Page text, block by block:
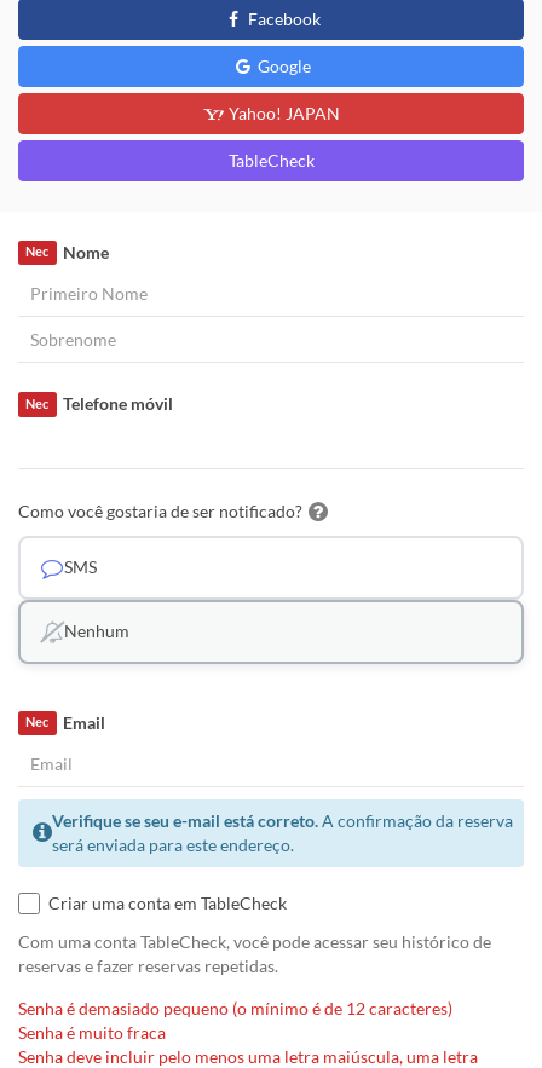
Facebook
Google
Yahoo! JAPAN
TableCheck
Nome
Nec
Telefone móvil
Nec
Como você gostaria de ser notificado?
SMS
Nenhum
Email
Nec
Verifique se seu e-mail está correto.A confirmação da reserva
será enviada para este endereço.
Criar uma conta em TableCheck
Com uma conta TableCheck, você pode acessar seu histórico de
reservas e fazer reservas repetidas.
Senha é demasiado pequeno (o mínimo é de 12 caracteres)
Senha é muito fraca
Senha deve incluir pelo menos uma letra maiúscula, uma letra